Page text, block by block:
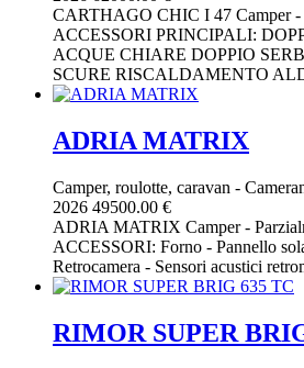
CARTHAGO CHIC I 47 Camper -
ACCESSORI PRINCIPALI:
ACQUE CHIARE DOPPIO
SCURE RISCALDAMENTO
ADRIA MATRIX
Camper, roulotte, caravan -
2026 49500.00 €
ADRIA MATRIX Camper -
ACCESSORI: Forno - Pannello
Retrocamera - Sensori acustici
RIMOR SUPER